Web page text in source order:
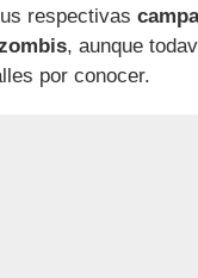
respectivas
, aunque
por conocer.